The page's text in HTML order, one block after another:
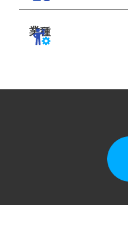
業種